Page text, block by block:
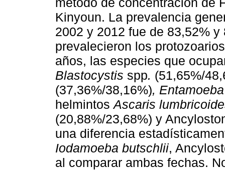
Kinyoun. La prevalencia
2002 y 2012 fue de 83,52%
prevalecieron los
años, las especies que
Blastocystis spp. (51,65%/
(37,36%/38,16%),
helmintosAscaris
(20,88%/23,68%) y
una diferencia
Iodamoeba butschlii,
al comparar ambas fechas.